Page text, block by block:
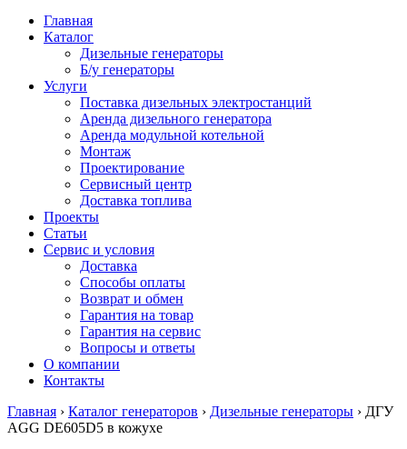
Главная
Каталог
Дизельные генераторы
Б/у генераторы
Услуги
Поставка дизельных электростанций
Аренда дизельного генератора
Аренда модульной котельной
Монтаж
Проектирование
Сервисный центр
Доставка топлива
Проекты
Статьи
Сервис и условия
Доставка
Способы оплаты
Возврат и обмен
Гарантия на товар
Гарантия на сервис
Вопросы и ответы
О компании
Контакты
Главная › Каталог генераторов › Дизельные генераторы › ДГУ
AGG DE605D5 в кожухе